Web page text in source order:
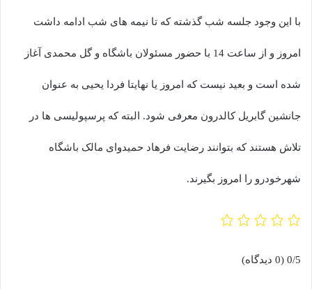
با این وجود جلسه شب گذشته که تا نیمه های شب ادامه داشت
امروز و از ساعت 14 با حضور مسئولان باشگاه و گل محمدی آغاز
شده است و بعید نیست که امروز یا نهایتا فردا یحیی به عنوان
جانشین گابریل کالدرون معرفی شود. البته که پرسپولیسی ها در
تلاش هستند که بتوانند رضایت فرهاد حمیدوای مالک باشگاه
شهرخودرو را امروز بگیرند.
0/5 (0 دیدگاه)